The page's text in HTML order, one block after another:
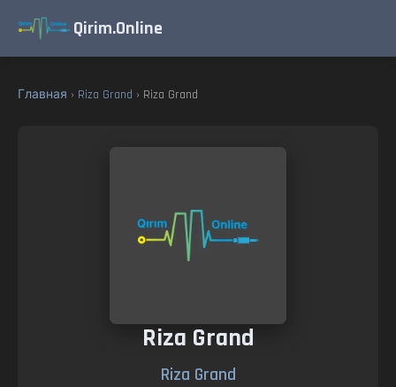
Qirim.Online
Главная › Riza Grand › Riza Grand
Riza Grand
Riza Grand